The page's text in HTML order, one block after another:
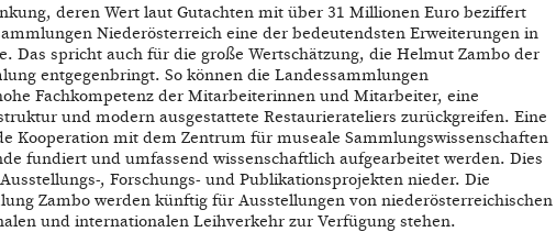
deren Wert laut Gutachten mit über 31 Millionen Euro beziffert
Niederösterreich eine der bedeutendsten Erweiterungen in
Das spricht auch für die große Wertschätzung, die Helmut Zambo der
entgegenbringt. So können die Landessammlungen
Fachkompetenz der Mitarbeiterinnen und Mitarbeiter, eine
und modern ausgestattete Restaurierateliers zurückgreifen. Eine
Kooperation mit dem Zentrum für museale Sammlungswissenschaften
fundiert und umfassend wissenschaftlich aufgearbeitet werden. Dies
, Forschungs- und Publikationsprojekten nieder. Die
Zambo werden künftig für Ausstellungen von niederösterreichischen
und internationalen Leihverkehr zur Verfügung stehen.